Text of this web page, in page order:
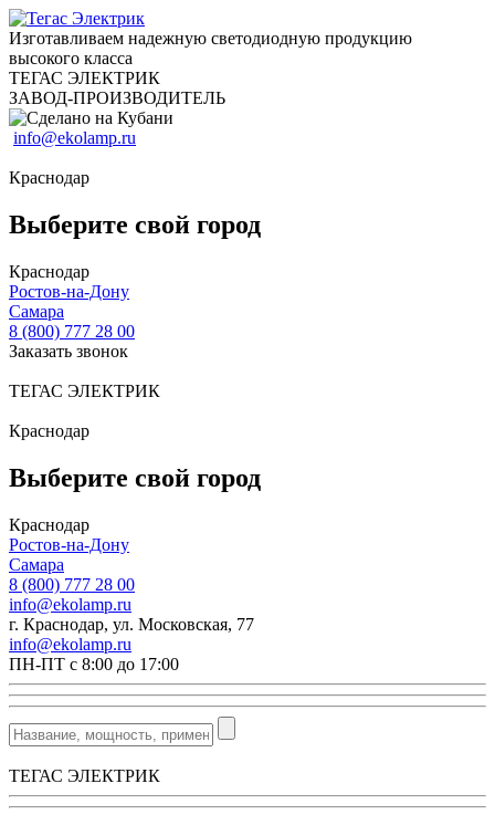
Изготавливаем надежную светодиодную продукцию
высокого класса
ТЕГАС ЭЛЕКТРИК
ЗАВОД-ПРОИЗВОДИТЕЛЬ
info@ekolamp.ru
Краснодар
Выберите свой город
Краснодар
Ростов-на-Дону
Самара
8 (800) 777 28 00
Заказать звонок
ТЕГАС ЭЛЕКТРИК
Краснодар
Выберите свой город
Краснодар
Ростов-на-Дону
Самара
8 (800) 777 28 00
info@ekolamp.ru
г. Краснодар, ул. Московская, 77
info@ekolamp.ru
ПН-ПТ с 8:00 до 17:00
ТЕГАС ЭЛЕКТРИК